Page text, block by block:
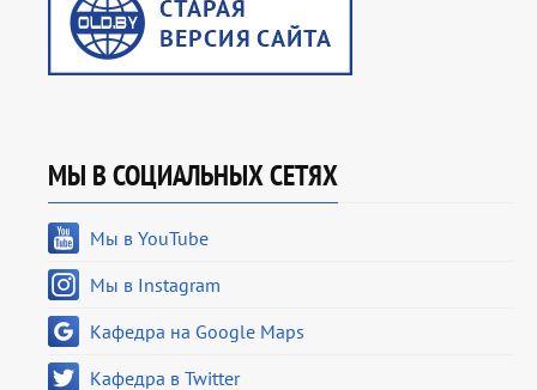
МЫ В СОЦИАЛЬНЫХ СЕТЯХ
Мы в YouTube
Мы в Instagram
Кафедра на Google Maps
Кафедра в Twitter